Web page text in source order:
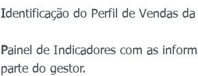
Identificação do Perfil de Vendas da
Painel de Indicadores com as
parte do gestor.